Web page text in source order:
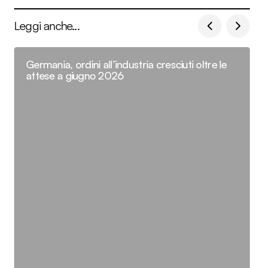
Leggi anche...
Germania, ordini all’industria cresciuti oltre le
attese a giugno 2026